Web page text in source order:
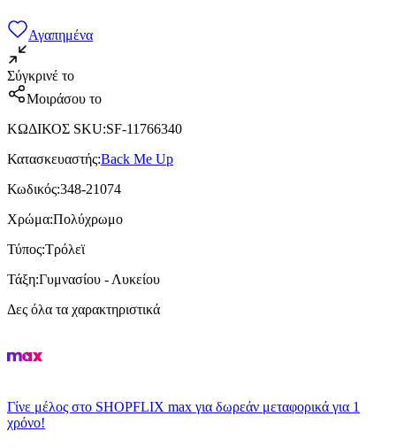
Αγαπημένα
Σύγκρινέ το
Μοιράσου το
ΚΩΔΙΚΟΣ SKU:SF-11766340
Κατασκευαστής:Back Me Up
Κωδικός:348-21074
Χρώμα:Πολύχρωμο
Τύπος:Τρόλεϊ
Τάξη:Γυμνασίου - Λυκείου
Δες όλα τα χαρακτηριστικά
Γίνε μέλος στο SHOPFLIX max για δωρεάν μεταφορικά για 1
χρόνο!